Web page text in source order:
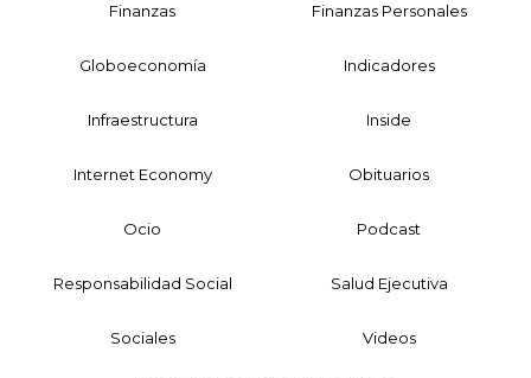
Finanzas Finanzas Personales
Globoeconomía Indicadores
Infraestructura Inside
Internet Economy Obituarios
Ocio Podcast
Responsabilidad Social Salud Ejecutiva
Sociales Videos